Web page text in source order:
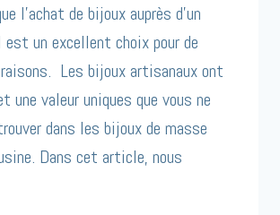
l’achat de bijoux auprès d’un
un excellent choix pour de
Les bijoux artisanaux ont
une valeur uniques que vous ne
dans les bijoux de masse
Dans cet article, nous